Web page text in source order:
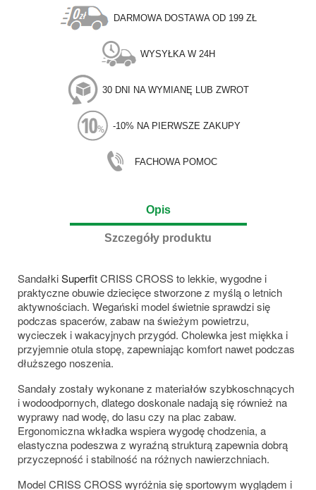
DARMOWA DOSTAWA OD 199 ZŁ
WYSYŁKA W 24H
30 DNI NA WYMIANĘ LUB ZWROT
-10% NA PIERWSZE ZAKUPY
FACHOWA POMOC
Opis
Szczegóły produktu
SandałkiSuperfitCRISS CROSS to lekkie, wygodne i
praktyczne obuwie dziecięce stworzone z myślą o letnich
aktywnościach. Wegański model świetnie sprawdzi się
podczas spacerów, zabaw na świeżym powietrzu,
wycieczek i wakacyjnych przygód. Cholewka jest miękka i
przyjemnie otula stopę, zapewniając komfort nawet podczas
dłuższego noszenia.
Sandały zostały wykonane z materiałów szybkoschnących
i wodoodpornych, dlatego doskonale nadają się również na
wyprawy nad wodę, do lasu czy na plac zabaw.
Ergonomiczna wkładka wspiera wygodę chodzenia, a
elastyczna podeszwa z wyraźną strukturą zapewnia dobrą
przyczepność i stabilność na różnych nawierzchniach.
Model CRISS CROSS wyróżnia się sportowym wyglądem i